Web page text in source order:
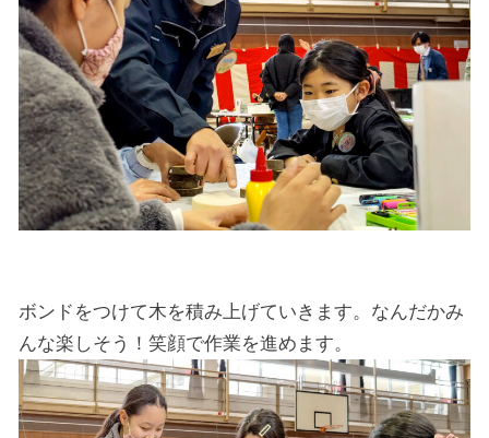
ボンドをつけて木を積み上げていきます。なんだかみ
んな楽しそう！笑顔で作業を進めます。